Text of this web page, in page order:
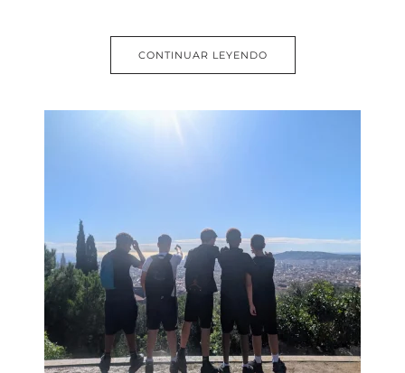
CONTINUAR LEYENDO